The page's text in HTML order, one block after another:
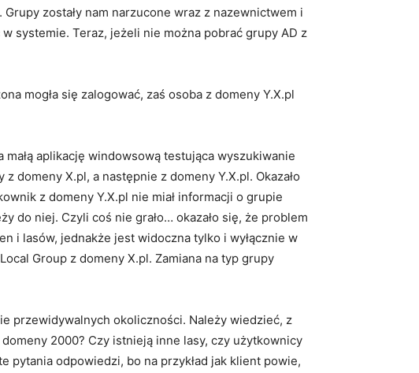
zostały nam narzucone wraz z nazewnictwem i
systemie. Teraz, jeżeli nie można pobrać grupy AD z
mogła się zalogować, zaś osoba z domeny Y.X.pl
małą aplikację windowsową testująca wyszukiwanie
domeny X.pl, a następnie z domeny Y.X.pl. Okazało
z domeny Y.X.pl nie miał informacji o grupie
do niej. Czyli coś nie grało… okazało się, że problem
i lasów, jednakże jest widoczna tylko i wyłącznie w
Group z domeny X.pl. Zamiana na typ grupy
przewidywalnych okoliczności. Należy wiedzieć, z
2000? Czy istnieją inne lasy, czy użytkownicy
pytania odpowiedzi, bo na przykład jak klient powie,